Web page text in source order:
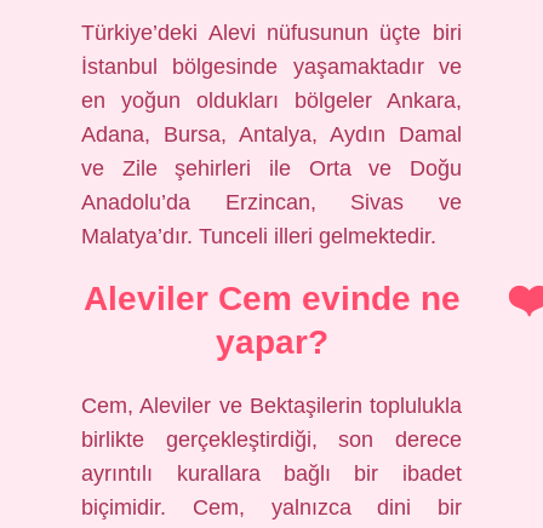
Türkiye’deki Alevi nüfusunun üçte biri
İstanbul bölgesinde yaşamaktadır ve
en yoğun oldukları bölgeler Ankara,
Adana, Bursa, Antalya, Aydın Damal
ve Zile şehirleri ile Orta ve Doğu
Anadolu’da Erzincan, Sivas ve
Malatya’dır. Tunceli illeri gelmektedir.
Aleviler Cem evinde ne
yapar?
Cem, Aleviler ve Bektaşilerin toplulukla
birlikte gerçekleştirdiği, son derece
ayrıntılı kurallara bağlı bir ibadet
biçimidir. Cem, yalnızca dini bir